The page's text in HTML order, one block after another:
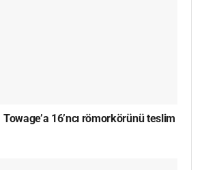
16’ncı römorkörünü teslim